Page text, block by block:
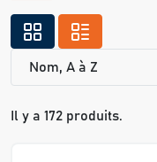
Il y a 172 produits.
Nom, A à Z